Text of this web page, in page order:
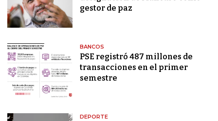
gestor de paz
BANCOS
PSE registró 487 millones de
transacciones en el primer
semestre
DEPORTE